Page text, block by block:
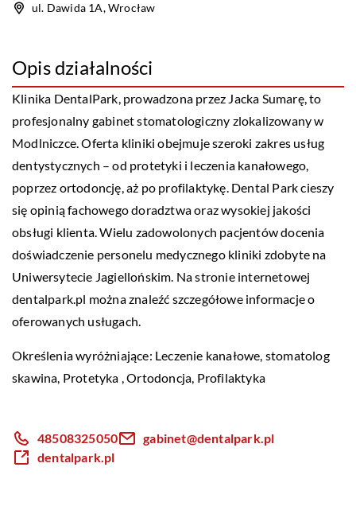
ul. Dawida 1A, Wrocław
Opis działalności
Klinika DentalPark, prowadzona przez Jacka Sumarę, to
profesjonalny gabinet stomatologiczny zlokalizowany w
Modlniczce. Oferta kliniki obejmuje szeroki zakres usług
dentystycznych – od protetyki i leczenia kanałowego,
poprzez ortodoncję, aż po profilaktykę. Dental Park cieszy
się opinią fachowego doradztwa oraz wysokiej jakości
obsługi klienta. Wielu zadowolonych pacjentów docenia
doświadczenie personelu medycznego kliniki zdobyte na
Uniwersytecie Jagiellońskim. Na stronie internetowej
dentalpark.pl można znaleźć szczegółowe informacje o
oferowanych usługach.
Określenia wyróżniające: Leczenie kanałowe, stomatolog
skawina, Protetyka , Ortodoncja, Profilaktyka
48508325050
gabinet@dentalpark.pl
dentalpark.pl